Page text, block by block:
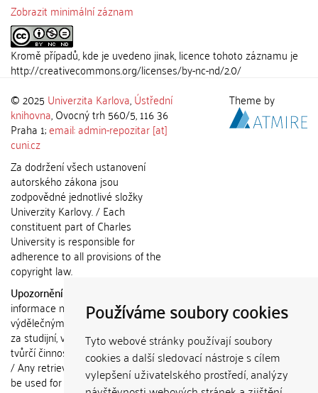
Používáme soubory cookies
Tyto webové stránky používají soubory
cookies a další sledovací nástroje s cílem
vylepšení uživatelského prostředí, analýzy
Zobrazit minimální záznam
Kromě případů, kde je uvedeno jinak, licence tohoto záznamu je
http://creativecommons.org/licenses/by-nc-nd/2.0/
© 2025 Univerzita Karlova,Ústřední
knihovna, Ovocný trh 560/5, 116 36
Praha 1;email: admin-repozitar [at]
cuni.cz
Za dodržení všech ustanovení
autorského zákona jsou
zodpovědné jednotlivé složky
Univerzity Karlovy. / Each
constituent part of Charles
University is responsible for
adherence to all provisions of the
copyright law.
Upozornění / Notice:
informace nemohou být použity k
výdělečným účelům nebo vydávány
za studijní, vědeckou nebo jinou
tvůrčí činnost jiné osoby než autora.
/ Any retrieved information shall not
be used for any commercial
Theme by